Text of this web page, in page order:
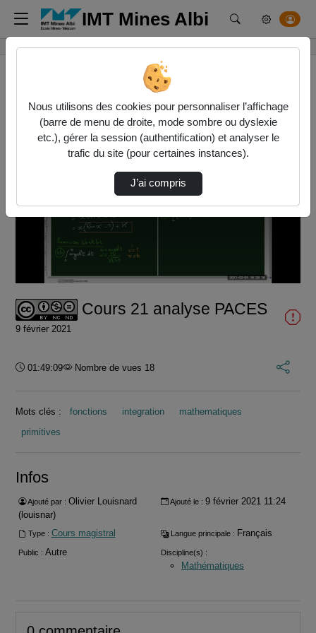
IMT Mines Albi Rechercher un
Accueil Vidéos Cours 21 analyse PACES
Cette vidéo n'a pas pu être chargée, soit parce que le
serveur ou le réseau a échoué ou parce que le format
n'est pas reconnu.
Cours 21 analyse PACES
9 février 2021
Durée :
01:49:09 Nombre de vues 18
Mots clés : fonctions integration
mathematiques
primitives
Infos
Ajouté par : Olivier Louisnard
(louisnar)
Ajouté le : 9 février 2021 11:24
Type : Cours magistral Langue principale : Français
Public : Autre Discipline(s) :
Mathématiques
Nous utilisons des cookies pour personnaliser l’affichage
(barre de menu de droite, mode sombre ou dyslexie
etc.), gérer la session (authentification) et analyser le
trafic du site (pour certaines instances).
J’ai compris